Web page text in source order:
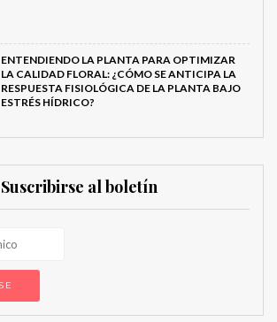
ENTENDIENDO LA PLANTA PARA OPTIMIZAR
LA CALIDAD FLORAL: ¿CÓMO SE ANTICIPA LA
RESPUESTA FISIOLÓGICA DE LA PLANTA BAJO
ESTRÉS HÍDRICO?
Suscribirse al boletín